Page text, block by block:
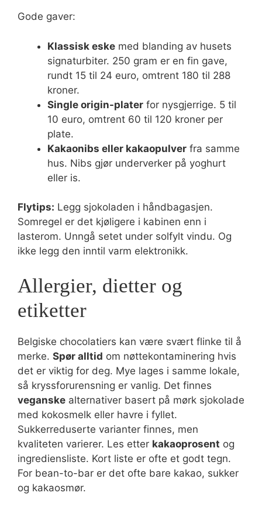
Gode gaver:
Klassisk eske med blanding av husets
signaturbiter. 250 gram er en fin gave,
rundt 15 til 24 euro, omtrent 180 til 288
kroner.
Single origin-plater for nysgjerrige. 5 til
10 euro, omtrent 60 til 120 kroner per
plate.
Kakaonibs eller kakaopulver fra samme
hus. Nibs gjør underverker på yoghurt
eller is.
Flytips: Legg sjokoladen i håndbagasjen.
Somregel er det kjøligere i kabinen enn i
lasterom. Unngå setet under solfylt vindu. Og
ikke legg den inntil varm elektronikk.
Allergier, dietter og
etiketter
Belgiske chocolatiers kan være svært flinke til å
merke. Spør alltid om nøttekontaminering hvis
det er viktig for deg. Mye lages i samme lokale,
så kryssforurensning er vanlig. Det finnes
veganske alternativer basert på mørk sjokolade
med kokosmelk eller havre i fyllet.
Sukkerreduserte varianter finnes, men
kvaliteten varierer. Les etter kakaoprosent og
ingrediensliste. Kort liste er ofte et godt tegn.
For bean-to-bar er det ofte bare kakao, sukker
og kakaosmør.